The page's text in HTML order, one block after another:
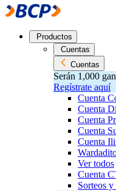
Productos
Cuentas
Cuentas
Serán 1,000
Regístrate aquí
Cuenta
Cuenta
Cuenta
Cuenta
Cuenta
Ver todos
Cuenta
Sorteos